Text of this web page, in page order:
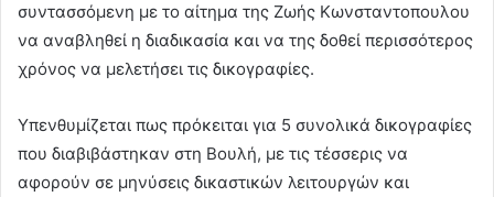
συντασσόμενη με το αίτημα της Ζωής Κωνσταντοπουλου
να αναβληθεί η διαδικασία και να της δοθεί περισσότερος
χρόνος να μελετήσει τις δικογραφίες.
Υπενθυμίζεται πως πρόκειται για 5 συνολικά δικογραφίες
που διαβιβάστηκαν στη Βουλή, με τις τέσσερις να
αφορούν σε μηνύσεις δικαστικών λειτουργών και